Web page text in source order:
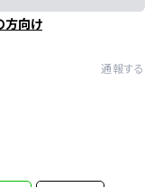
方向け
通報する